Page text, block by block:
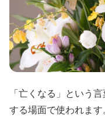
「亡くなる」という
する場面で使われます